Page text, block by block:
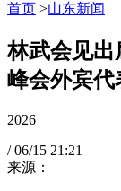
首页 >山东新闻
林武会见出
峰会外宾代
2026
/ 06/15 21:21
来源：